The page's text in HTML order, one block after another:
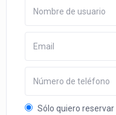
Sólo quiero reservar